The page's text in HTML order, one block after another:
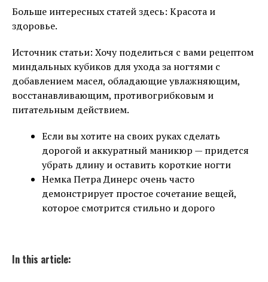
Больше интересных статей здесь: Красота и
здоровье.
Источник статьи: Хочу поделиться с вами рецептом
миндальных кубиков для ухода за ногтями с
добавлением масел, обладающие увлажняющим,
восстанавливающим, противогрибковым и
питательным действием.
Если вы хотите на своих руках сделать
дорогой и аккуратный маникюр — придется
убрать длину и оставить короткие ногти
Немка Петра Динерс очень часто
демонстрирует простое сочетание вещей,
которое смотрится стильно и дорого
In this article: